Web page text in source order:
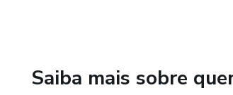
FS 161 e
desta
Saiba mais sobre